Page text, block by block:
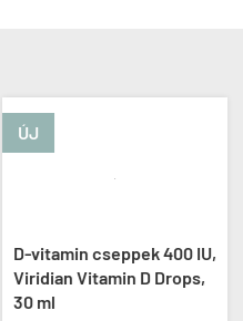
ÚJ
D-vitamin cseppek 400 IU,
Viridian Vitamin D Drops,
30 ml